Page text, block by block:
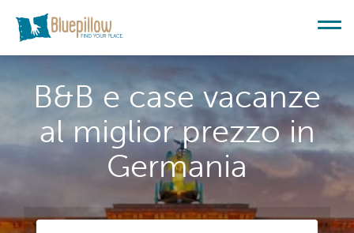
B&B e case vacanze
al miglior prezzo in
Germania